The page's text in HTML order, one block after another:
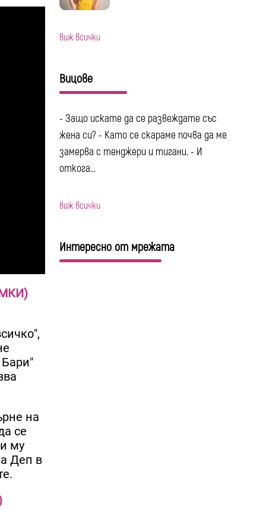
на
се
му
Деп в
виж всички
Вицове
- Защо искате да се развеждате със
жена си? - Като се скараме почва да ме
замерва с тенджери и тигани. - И
откога...
виж всички
Интересно от мрежата